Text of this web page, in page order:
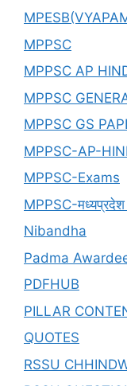
MPPSC
MPPSC AP
MPPSC
MPPSC GS
MPPSC-AP-
MPPSC-Exams
MPPSC-
Nibandha
Padma
PDFHUB
PILLAR
QUOTES
RSSU